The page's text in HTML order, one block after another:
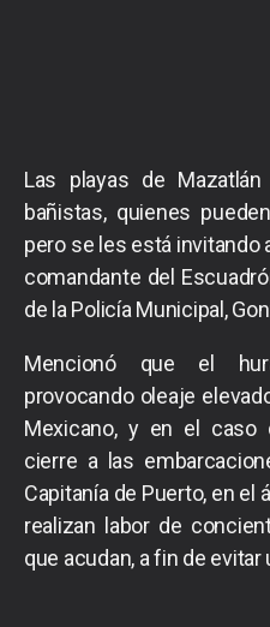
Las playas de
bañistas, quienes
pero se les está invitando
comandante del
de la Policía Municipal,
Mencionó que el
provocando oleaje
Mexicano, y en el caso
cierre a las
Capitanía de Puerto, en el
realizan labor de
que acudan, a fin de evitar